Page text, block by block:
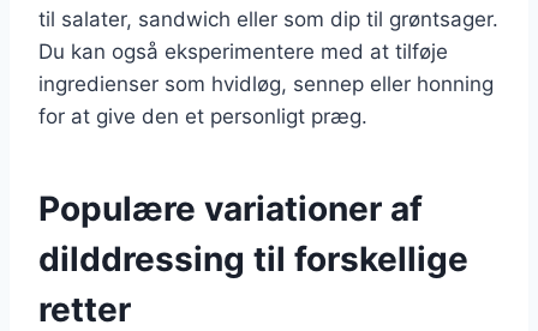
til salater, sandwich eller som dip til grøntsager.
Du kan også eksperimentere med at tilføje
ingredienser som hvidløg, sennep eller honning
for at give den et personligt præg.
Populære variationer af
dilddressing til forskellige
retter